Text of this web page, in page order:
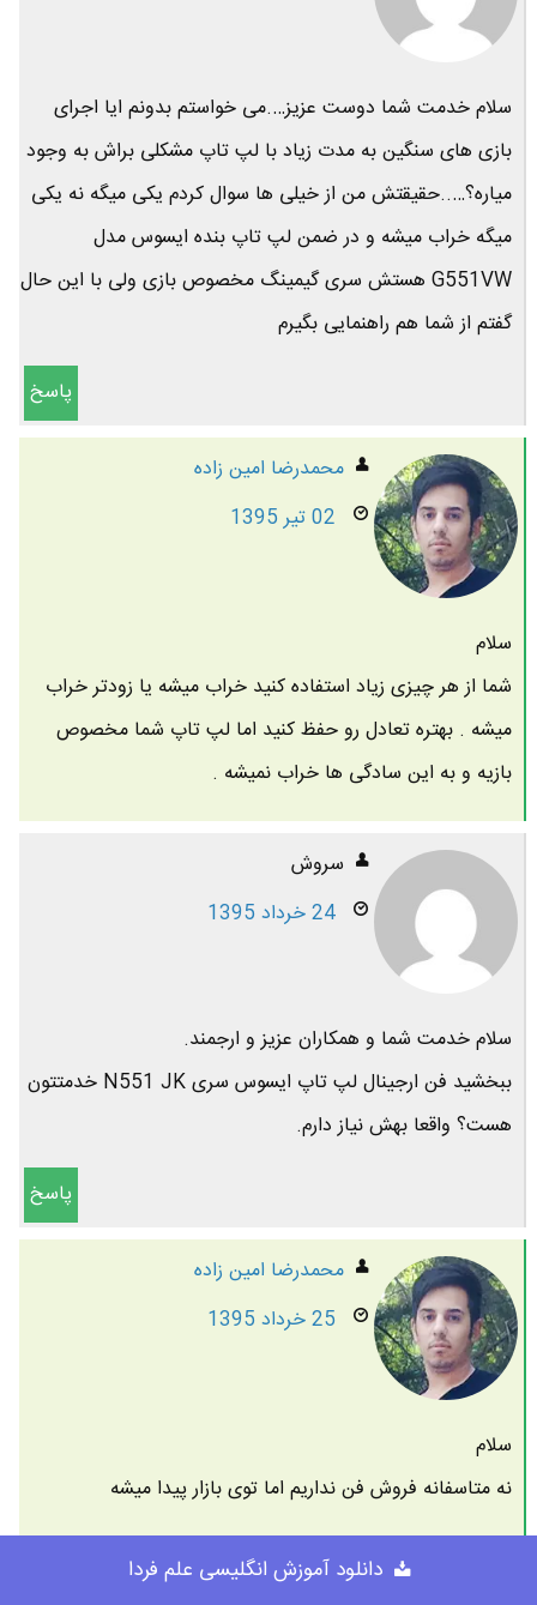
سلام خدمت شما دوست عزیز….می خواستم بدونم ایا اجرای
بازی های سنگین به مدت زیاد با لپ تاپ مشکلی براش به وجود
میاره؟…..حقیقتش من از خیلی ها سوال کردم یکی میگه نه یکی
میگه خراب میشه و در ضمن لپ تاپ بنده ایسوس مدل
G551VW هستش سری گیمینگ مخصوص بازی ولی با این حال
گفتم از شما هم راهنمایی بگیرم
پاسخ
محمدرضا امين زاده
02 تیر 1395
سلام
شما از هر چیزی زیاد استفاده کنید خراب میشه یا زودتر خراب
میشه . بهتره تعادل رو حفظ کنید اما لپ تاپ شما مخصوص
بازیه و به این سادگی ها خراب نمیشه .
سروش
24 خرداد 1395
سلام خدمت شما و همکاران عزیز و ارجمند.
ببخشید فن ارجینال لپ تاپ ایسوس سری N551 JK خدمتتون
هست؟ واقعا بهش نیاز دارم.
پاسخ
محمدرضا امين زاده
25 خرداد 1395
سلام
نه متاسفانه فروش فن نداریم اما توی بازار پیدا میشه
محمد
دانلود آموزش انگلیسی علم فردا